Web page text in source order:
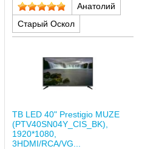
Анатолий
Старый Оскол
ТВ LED 40" Prestigio MUZE
(PTV40SN04Y_CIS_BK),
1920*1080,
3HDMI/RCA/VG...